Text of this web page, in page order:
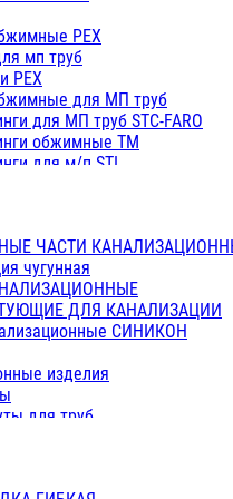
ПП белые
Фитинги ПП белые
Фитинги ППс металл.белые
PE-RT
ПП водопровод белые
ПП водопровод серые
армированные
армированные
Фитинги с металл. серые
Фитинги ПП (серые)
ПП белые
Краны
Фитинги ПП (белые)
Фитинги ПП с металлом белые
полипропиленовые
полипропиленивые
PEX
мп труб
PEX
для МП труб
для МП труб STC-FARO
обжимные ТМ
для м/п STI
для МП труб TITAN
ЧАСТИ
чугунная
ДЛЯ КАНАЛИЗАЦИИ
СИНИКОН
изделия
для труб